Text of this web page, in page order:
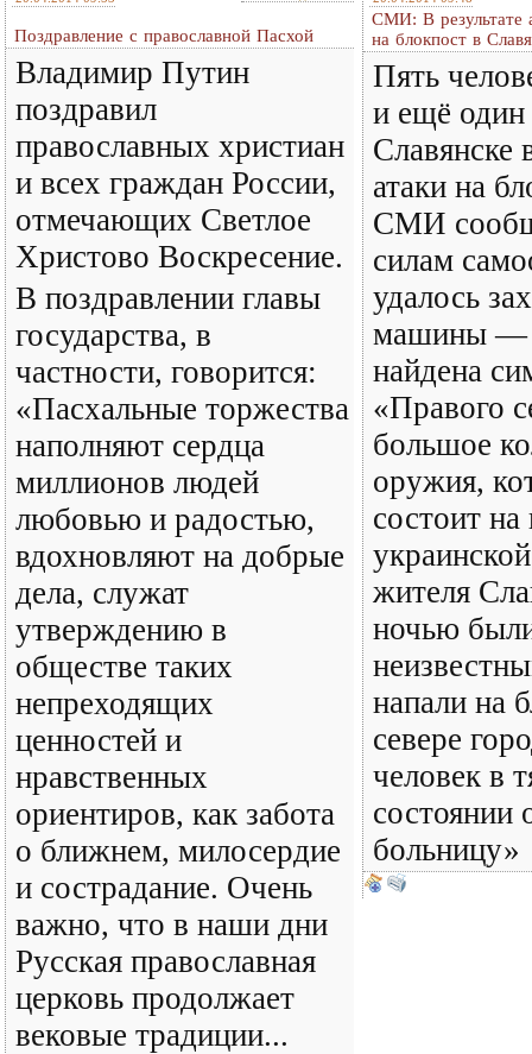
Поздравление с православной Пасхой
Владимир Путин
поздравил
православных христиан
и всех граждан России,
отмечающих Светлое
Христово Воскресение.
В поздравлении главы
государства, в
частности, говорится:
«Пасхальные торжества
наполняют сердца
миллионов людей
любовью и радостью,
вдохновляют на добрые
дела, служат
утверждению в
обществе таких
непреходящих
ценностей и
нравственных
ориентиров, как забота
о ближнем, милосердие
и сострадание. Очень
важно, что в наши дни
Русская православная
церковь продолжает
вековые традиции...
СМИ: В результате
на блокпост в
Пять
и ещё один
Славянске
атаки на
СМИ
силам
удалось
машины —
найдена
«Правого
большое
оружия,
состоит
жителя
ночью
напали на
севере
человек в
состоянии
больницу»